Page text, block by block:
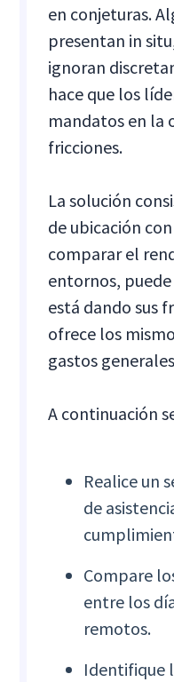
en conjeturas.
presentan in
ignoran
hace que los
mandatos en la
fricciones.
La solución
de ubicación
comparar el
entornos,
está dando sus
ofrece los
gastos
A continuación
Realice un
de
Compare
entre los
remotos.
Identifique